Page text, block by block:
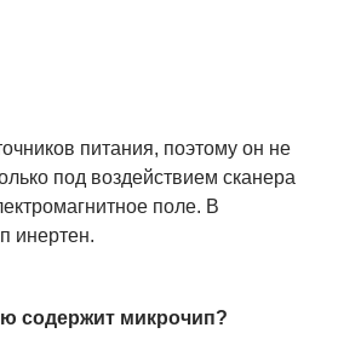
питания, поэтому он не
под воздействием сканера
поле. В
инертен.
содержит микрочип?